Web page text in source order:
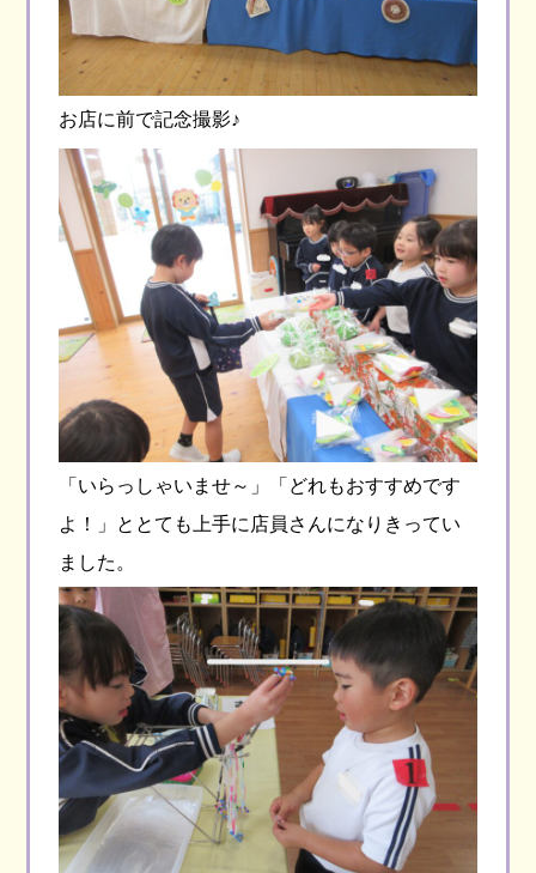
お店に前で記念撮影♪
「いらっしゃいませ～」「どれもおすすめです
よ！」ととても上手に店員さんになりきってい
ました。